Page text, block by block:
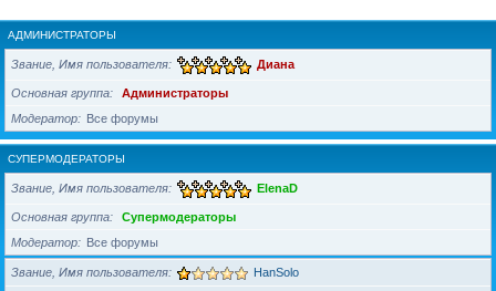
АДМИНИСТРАТОРЫ
Звание, Имя пользователя Диана
Основная группа
Администраторы
Модератор
Все форумы
СУПЕРМОДЕРАТОРЫ
Звание, Имя пользователя ElenaD
Основная группа
Супермодераторы
Модератор
Все форумы
Звание, Имя пользователя HanSolo